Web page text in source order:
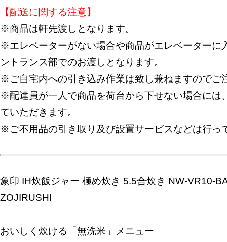
【配送に関する注意】
※商品は軒先渡しとなります。
※エレベーターがない場合や商品がエレベーターに
ントランス部でのお渡しとなります。
※ご自宅内への引き込み作業は致し兼ねますのでご
※配達員が一人で商品を荷台から下せない場合には
ていただきます。
※ご不用品の引き取り及び設置サービスなどは行っ
象印 IH炊飯ジャー 極め炊き 5.5合炊き NW-VR10-
ZOJIRUSHI
おいしく炊ける「無洗米」メニュー